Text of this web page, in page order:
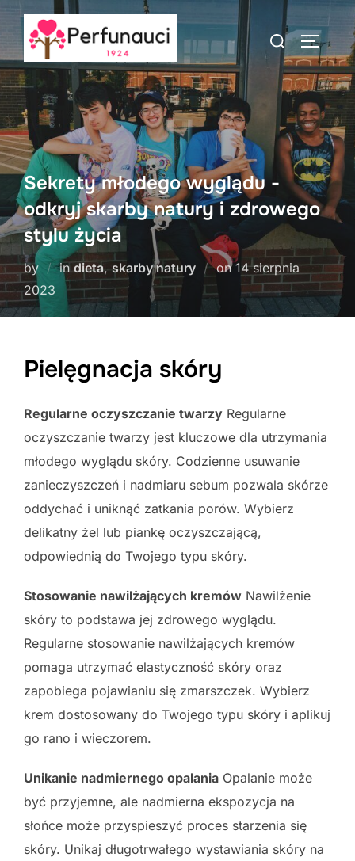
Skip
content
Search
for:
Sekrety młodego wyglądu -
odkryj skarby natury i zdrowego
stylu życia
by indieta, skarby natury onPosted
on
14 sierpnia
2023
Pielęgnacja skóry
Regularne oczyszczanie twarzy Regularne
oczyszczanie twarzy jest kluczowe dla utrzymania
młodego wyglądu skóry. Codzienne usuwanie
zanieczyszczeń i nadmiaru sebum pozwala skórze
oddychać i uniknąć zatkania porów. Wybierz
delikatny żel lub piankę oczyszczającą,
odpowiednią do Twojego typu skóry.
Stosowanie nawilżających kremów Nawilżenie
skóry to podstawa jej zdrowego wyglądu.
Regularne stosowanie nawilżających kremów
pomaga utrzymać elastyczność skóry oraz
zapobiega pojawianiu się zmarszczek. Wybierz
krem dostosowany do Twojego typu skóry i aplikuj
go rano i wieczorem.
Unikanie nadmiernego opalania Opalanie może
być przyjemne, ale nadmierna ekspozycja na
słońce może przyspieszyć proces starzenia się
skóry. Unikaj długotrwałego wystawiania skóry na